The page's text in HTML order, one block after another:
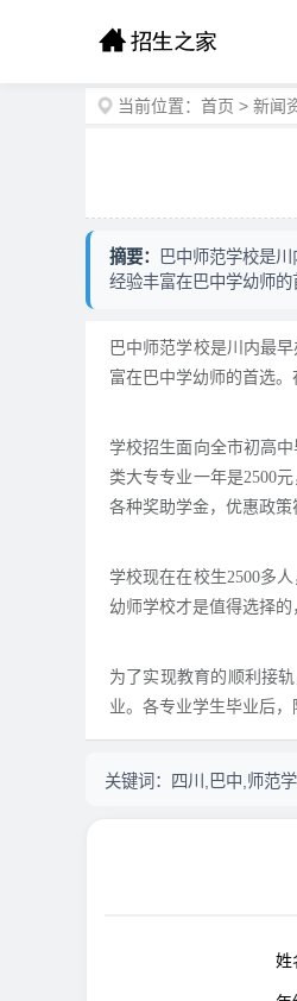
当前位置： 首页 > 新闻
摘要：
巴中师范学校是
经验丰富在巴中学幼师
巴中师范学校是川内最
富在巴中学幼师的首选
学校招生面向全市初高
类大专专业一年是2500
各种奖助学金，优惠政策
学校现在在校生2500多
幼师学校才是值得选择
为了实现教育的顺利接
业。各专业学生毕业后
关键词： 四川,巴中,师范
姓